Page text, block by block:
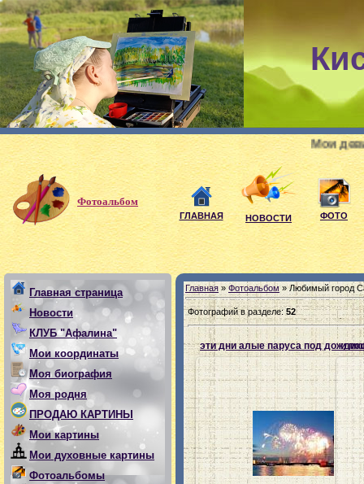
Мои девиз: если, любишь Христа –
Фотоальбом
ГЛАВНАЯ НОВОСТИ ФОТО
Главная страница
Новости
КЛУБ "Афалина"
Мои координаты
Моя биография
Моя родня
ПРОДАЮ КАРТИНЫ
Мои картины
Мои духовные картины
Фотоальбомы
Главная » Фотоальбом» Любимый город
Фотографий в разделе:52
эти дни алые паруса под
28.07.2012
Ната-хозяйка
и